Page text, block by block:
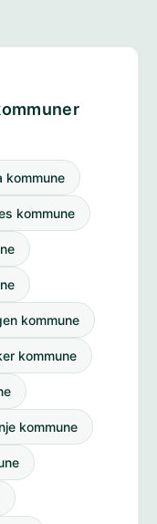
kommune
kommune
kommune
kommune
kommune